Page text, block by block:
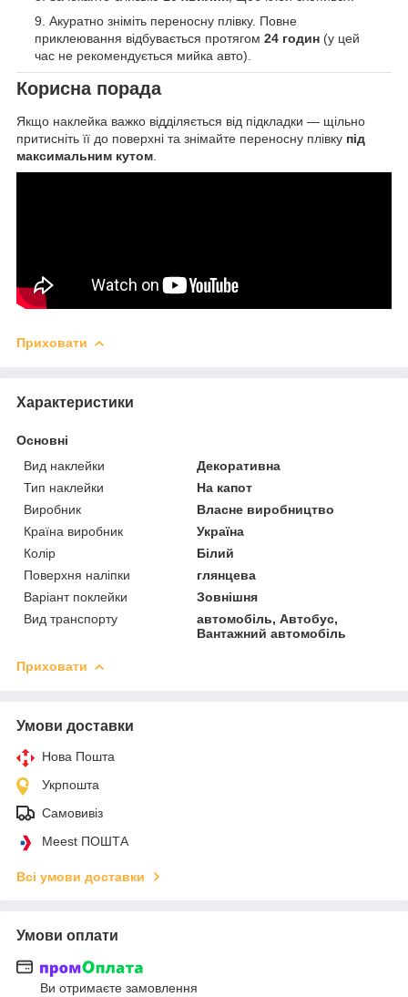
Акуратно зніміть переносну плівку. Повне
приклеювання відбувається протягом 24 годин (у цей
час не рекомендується мийка авто).
Корисна порада
Якщо наклейка важко відділяється від підкладки — щільно
притисніть її до поверхні та знімайте переносну плівку під
максимальним кутом
Приховати
Характеристики
Основні
Вид наклейки
Декоративна
Тип наклейки
На капот
Виробник
Власне виробництво
Країна виробник
Україна
Колір
Білий
Поверхня наліпки
глянцева
Варіант поклейки
Зовнішня
Вид транспорту
автомобіль, Автобус,
Вантажний автомобіль
Приховати
Умови доставки
Нова Пошта
Укрпошта
Самовивіз
Meest ПОШТА
Всі умови доставки
Умови оплати
Ви отримаєте замовлення